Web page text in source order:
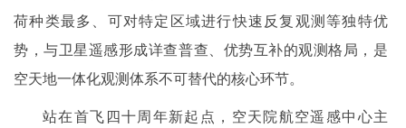
荷种类最多、可对特定区域进行快速反复观测等独特优
势，与卫星遥感形成详查普查、优势互补的观测格局，是
空天地一体化观测体系不可替代的核心环节。
站在首飞四十周年新起点，空天院航空遥感中心主